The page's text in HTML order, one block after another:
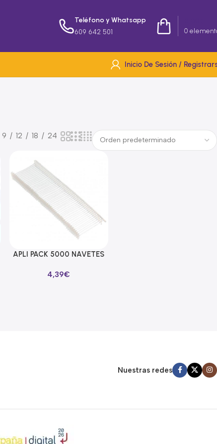
Teléfono y Whatsapp
609 642 501 0
Inicio De Sesión /
9 12 18 24
Añadir Al Carrito
APLI PACK 5000 NAVETES
COMPATIBLE CON
4,39€
Nuestras redes